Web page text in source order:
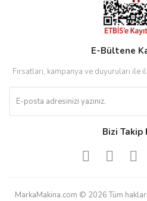
E-Bültene
Fırsatları, kampanya ve duyuruları
Bizi Takip
MarkaMakina.com © 2026 Tüm